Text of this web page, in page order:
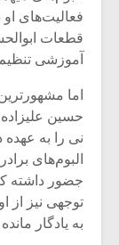
فعالیت‌های
قطعات
آموزشی
اما
حسین
نی را به
البوم‌های
جضور داشته
توجهی نیز از
به یادگار